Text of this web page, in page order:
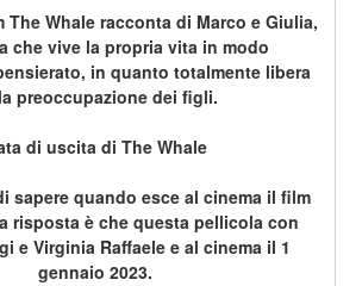
The Whale racconta di Marco e Giulia,
che vive la propria vita in modo
in quanto totalmente libera
preoccupazione dei figli.
di uscita di The Whale
sapere quando esce al cinema il film
risposta è che questa pellicola con
e Virginia Raffaele e al cinema il 1
gennaio 2023.